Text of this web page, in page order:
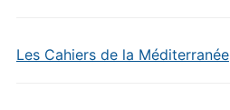
Les Cahiers de la Méditerranée